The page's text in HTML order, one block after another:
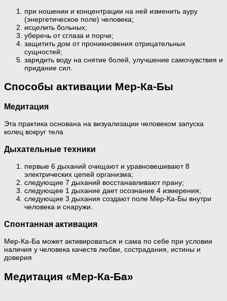
при ношении и концентрации на ней изменить ауру
(энергетическое поле) человека;
исцелить больных;
уберечь от сглаза и порчи;
защитить дом от проникновения отрицательных
сущностей;
зарядить воду на снятие болей, улучшение самочувствия и
придание сил.
Способы активации Мер-Ка-Бы
Медитация
Эта практика основана на визуализации человеком запуска
колец вокруг тела
Дыхательные техники
первые 6 дыханий очищают и уравновешивают 8
электрических цепей организма;
следующие 7 дыханий восстанавливают прану;
следующее 1 дыхание дает осознание 4 измерения;
следующие 3 дыхания создают поле Мер-Ка-Бы внутри
человека и снаружи.
Спонтанная активация
Мер-Ка-Ба может активироваться и сама по себе при условии
наличия у человека качеств любви, сострадания, истины и
доверия
Медитация «Мер-Ка-Ба»